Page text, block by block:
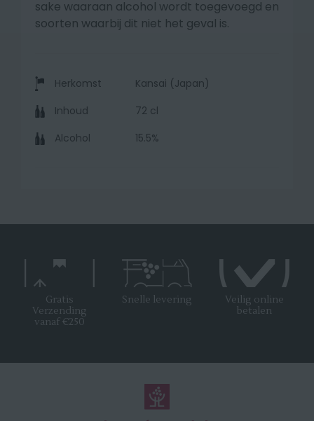
sake waaraan alcohol wordt toegevoegd en
soorten waarbij dit niet het geval is.
Herkomst
Kansai (Japan)
Inhoud
72 cl
Alcohol
15.5%
Gratis
Verzending
vanaf €250
Snelle levering
Veilig online
betalen